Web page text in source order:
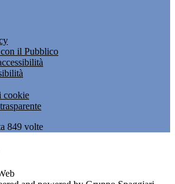
il Pubblico
cookie
849 volte